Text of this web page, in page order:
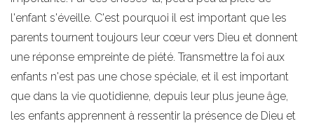
l'enfant s'éveille. C'est pourquoi il est important que les
parents tournent toujours leur cœur vers Dieu et donnent
une réponse empreinte de piété. Transmettre la foi aux
enfants n'est pas une chose spéciale, et il est important
que dans la vie quotidienne, depuis leur plus jeune âge,
les enfants apprennent à ressentir la présence de Dieu et